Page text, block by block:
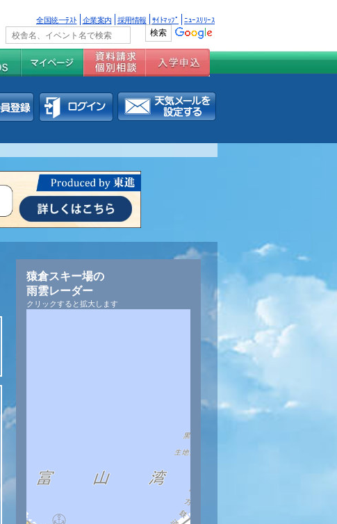
全国統一ﾃｽﾄ 企業案内 採用情報 ｻｲﾄﾏｯﾌﾟ ﾆｭｰｽﾘﾘｰｽ
猿倉スキー場の
雨雲レーダー
クリックすると拡大します